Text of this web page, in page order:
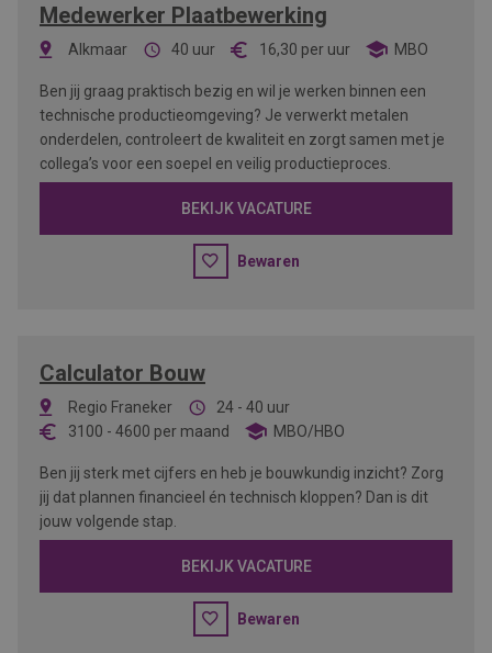
Medewerker Plaatbewerking
Alkmaar 40 uur 16,30 per uur MBO
Ben jij graag praktisch bezig en wil je werken binnen een
technische productieomgeving? Je verwerkt metalen
onderdelen, controleert de kwaliteit en zorgt samen met je
collega’s voor een soepel en veilig productieproces.
BEKIJK VACATURE
Bewaren
Calculator Bouw
Regio Franeker
24 - 40 uur
3100 - 4600 per maand MBO/HBO
Ben jij sterk met cijfers en heb je bouwkundig inzicht? Zorg
jij dat plannen financieel én technisch kloppen? Dan is dit
jouw volgende stap.
BEKIJK VACATURE
Bewaren